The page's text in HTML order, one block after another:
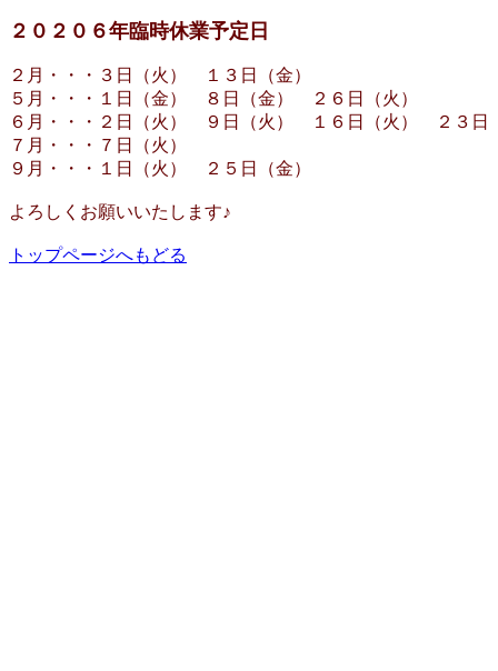
２０２０６年臨時休業予定日
２月・・・３日（火） １３日（金）
５月・・・１日（金） ８日（金） ２６日（火）
６月・・・２日（火） ９日（火） １６日（火） ２３日
７月・・・７日（火）
９月・・・１日（火） ２５日（金）
よろしくお願いいたします♪
トップページへもどる